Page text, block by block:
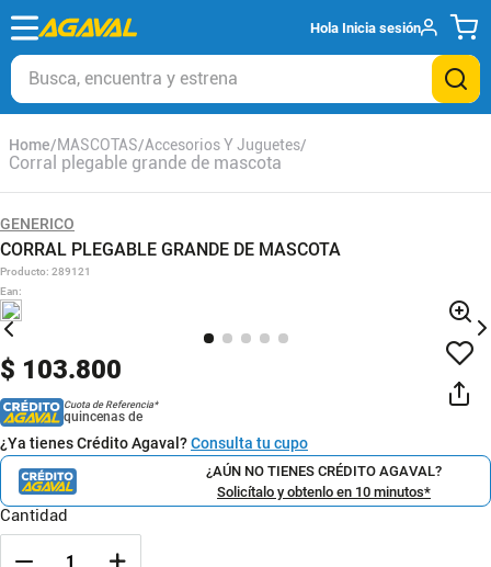
Hola Inicia sesión
Busca, encuentra y estrena
MASCOTAS Accesorios Y Juguetes
Corral plegable grande de mascota
GENERICO
CORRAL PLEGABLE GRANDE DE MASCOTA
Producto: 289121
Ean:
$ 103.800
Cuota de Referencia*
quincenas de
¿Ya tienes Crédito Agaval?Consulta tu cupo
¿AÚN NO TIENES CRÉDITO AGAVAL?
Solicítalo y obtenlo en 10 minutos*
Cantidad